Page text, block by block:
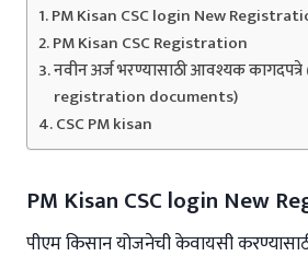
PM Kisan CSC login New
PM Kisan CSC Registration
नवीन अर्ज भरण्यासाठी आवश्यक
registration documents)
CSC PM kisan
PM Kisan CSC login New
पीएम किसान योजनेची केवायसी